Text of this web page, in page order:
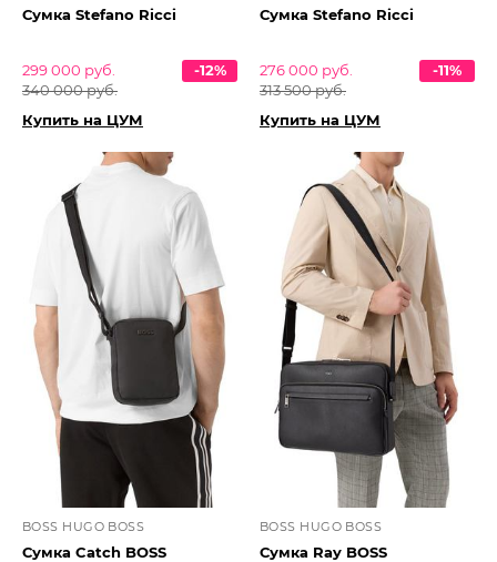
Сумка Stefano Ricci
299 000 руб.
340 000 руб.
-12%
Купить на ЦУМ
Сумка Stefano Ricci
276 000 руб.
313 500 руб.
-11%
Купить на ЦУМ
BOSS HUGO BOSS
Сумка Catch BOSS
BOSS HUGO BOSS
Сумка Ray BOSS